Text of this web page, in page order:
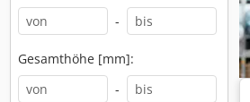
-
Gesamthöhe [mm]:
-